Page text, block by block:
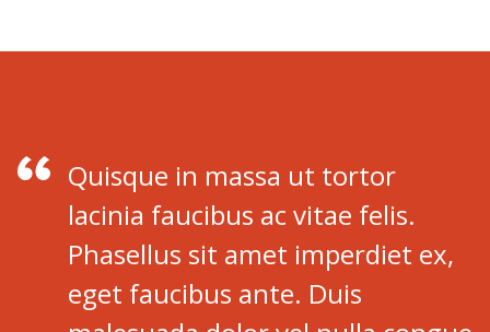
Quisque in massa ut tortor
lacinia faucibus ac vitae felis.
Phasellus sit amet imperdiet ex,
eget faucibus ante. Duis